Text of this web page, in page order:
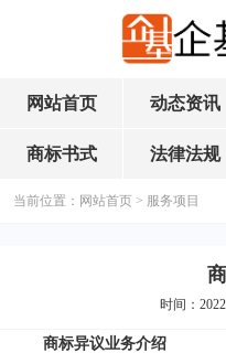
网站首页 动态资讯
商标书式 法律法规
当前位置： 网站首页 > 服务项目
时间：
商标异议业务介绍